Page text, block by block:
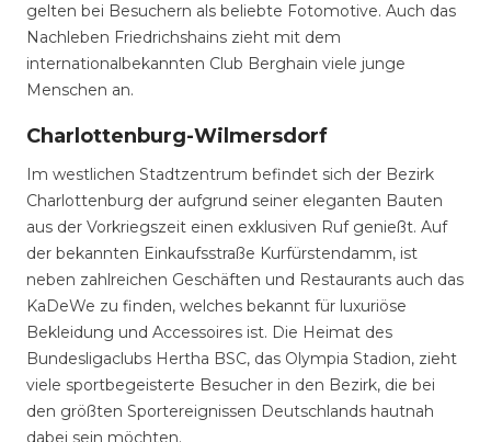
gelten bei Besuchern als beliebte Fotomotive. Auch das
Nachleben Friedrichshains zieht mit dem
internationalbekannten Club Berghain viele junge
Menschen an.
Charlottenburg-Wilmersdorf
Im westlichen Stadtzentrum befindet sich der Bezirk
Charlottenburg der aufgrund seiner eleganten Bauten
aus der Vorkriegszeit einen exklusiven Ruf genießt. Auf
der bekannten Einkaufsstraße Kurfürstendamm, ist
neben zahlreichen Geschäften und Restaurants auch das
KaDeWe zu finden, welches bekannt für luxuriöse
Bekleidung und Accessoires ist. Die Heimat des
Bundesligaclubs Hertha BSC, das Olympia Stadion, zieht
viele sportbegeisterte Besucher in den Bezirk, die bei
den größten Sportereignissen Deutschlands hautnah
dabei sein möchten.